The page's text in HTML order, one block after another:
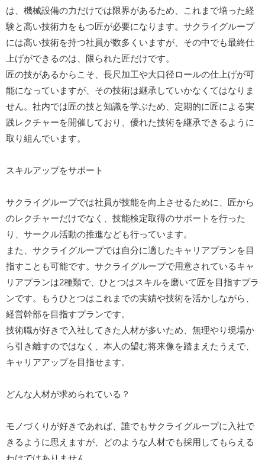
は、機械設備の力だけでは限界があるため、これまで培った経
験と高い技術力をもつ匠が必要になります。サクライグループ
には高い技術を持つ社員が数多くいますが、その中でも最終仕
上げができるのは、限られた匠だけです。
匠の技があるからこそ、長尺加工や大口径ロールの仕上げが可
能になっていますが、その技術は継承していかなくてはなりま
せん。社内では匠の技と知識を学ぶため、定期的に匠による実
践レクチャーを開催しており、優れた技術を継承できるように
取り組んでいます。
スキルアップをサポート
サクライグループでは社員が技能を向上させるために、匠から
のレクチャーだけでなく、技能検定取得のサポートを行った
り、サークル活動の推進なども行っています。
また、サクライグループでは自分に適したキャリアプランを目
指すことも可能です。サクライグループで用意されているキャ
リアプランは2種類で、ひとつはスキルを磨いて匠を目指すプラ
ンです。もうひとつはこれまでの実績や技術を活かしながら、
経営幹部を目指すプランです。
技術職が好きで入社してきた人材が多いため、無理やり現場か
ら引き離すのではなく、本人の望む将来像を踏まえたうえで、
キャリアアップを目指せます。
どんな人材が求められている？
モノづくりが好きであれば、誰でもサクライグループに入社で
きるように思えますが、どのような人材でも採用してもらえる
わけではありません。